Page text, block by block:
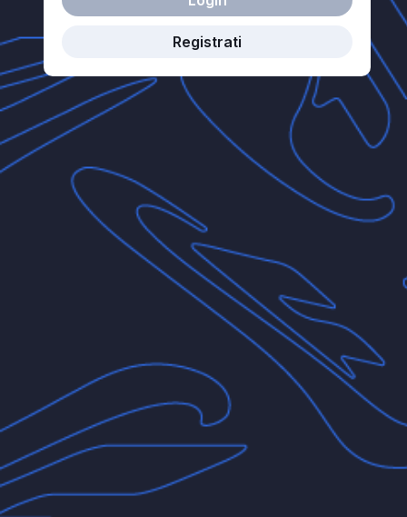
Registrati